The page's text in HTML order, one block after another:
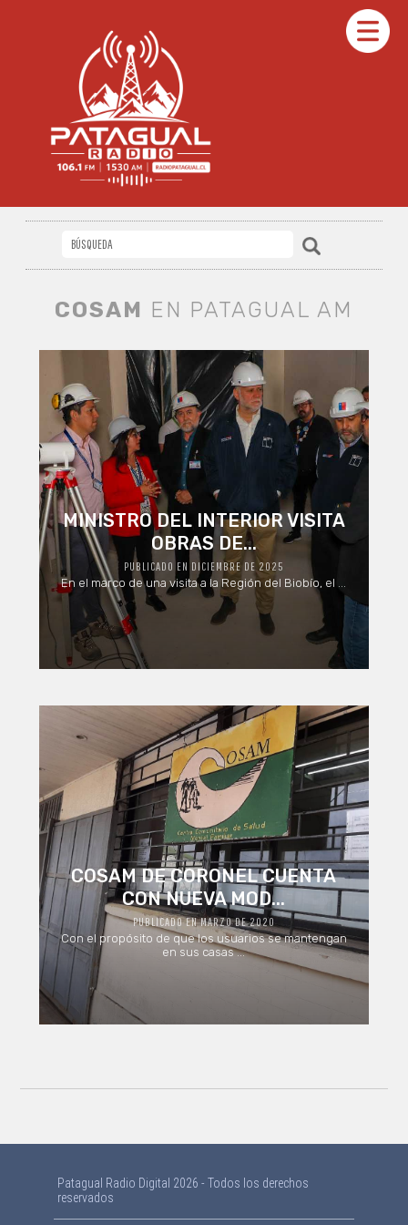
COSAM EN PATAGUAL AM
MINISTRO DEL INTERIOR VISITA
OBRAS DE...
PUBLICADO EN DICIEMBRE DE 2025
En el marco de una visita a la Región del Biobío, el ...
COSAM DE CORONEL CUENTA
CON NUEVA MOD...
PUBLICADO EN MARZO DE 2020
Con el propósito de que los usuarios se mantengan
en sus casas ...
Patagual Radio Digital 2026 - Todos los derechos
reservados